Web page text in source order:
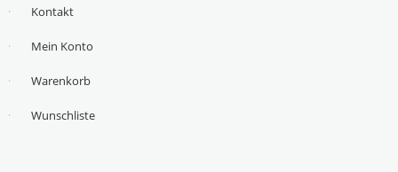
Kontakt
Mein Konto
Warenkorb
Wunschliste